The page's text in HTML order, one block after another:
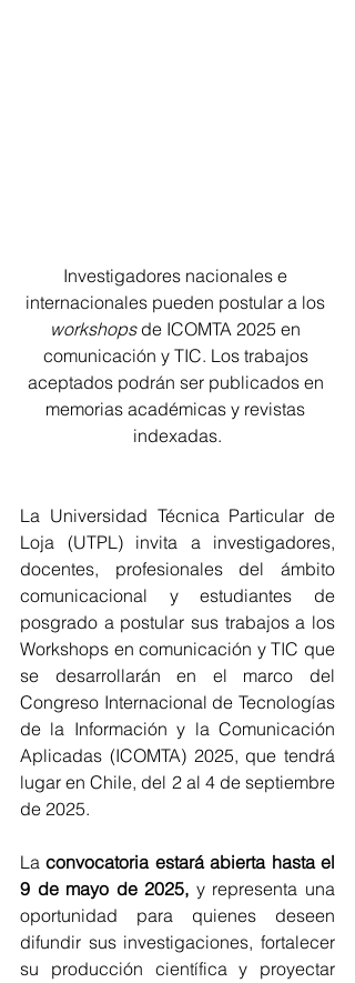
Investigadores nacionales e
internacionales pueden postular a los
workshops de ICOMTA 2025 en
comunicación y TIC. Los trabajos
aceptados podrán ser publicados en
memorias académicas y revistas
indexadas.
La Universidad Técnica Particular de
Loja (UTPL) invita a investigadores,
docentes, profesionales del ámbito
comunicacional y estudiantes de
posgrado a postular sus trabajos a los
Workshops en comunicación y TIC que
se desarrollarán en el marco del
Congreso Internacional de Tecnologías
de la Información y la Comunicación
Aplicadas (ICOMTA) 2025, que tendrá
lugar en Chile, del 2 al 4 de septiembre
de 2025.
La convocatoria estará abierta hasta el
9 de mayo de 2025, y representa una
oportunidad para quienes deseen
difundir sus investigaciones, fortalecer
su producción científica y proyectar